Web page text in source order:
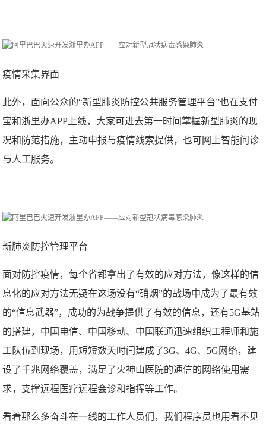
疫情采集界面
此外，面向公众的“新型肺炎防控公共服务管理平台”也在支付
宝和浙里办APP上线，大家可进去第一时间掌握新型肺炎的现
况和防范措施，主动申报与疫情线索提供，也可网上智能问诊
与人工服务。
新肺炎防控管理平台
面对防控疫情，每个省都拿出了有效的应对方法，像这样的信
息化的应对方法无疑在这场没有“硝烟”的战场中成为了最有效
的“信息武器”，成功的为战争提供了有效的信息，还有5G基站
的搭建，中国电信、中国移动、中国联通迅速组织工程师和施
工队伍到现场，用短短数天时间建成了3G、4G、5G网络，建
设了千兆网络覆盖，满足了火神山医院的通信的网络使用需
求，支撑远程医疗远程会诊和指挥等工作。
看着那么多奋斗在一线的工作人员们，我们程序员也用看不见